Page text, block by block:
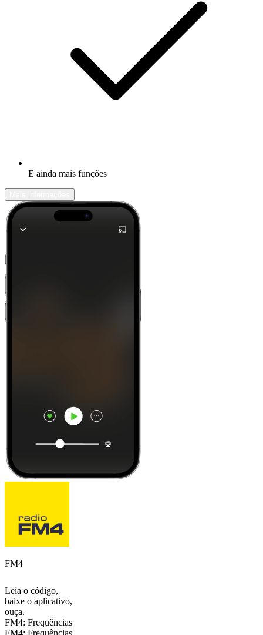
E ainda mais funções
FM4
Leia o código,
baixe o aplicativo,
ouça.
FM4: Frequências
FM4: Frequências